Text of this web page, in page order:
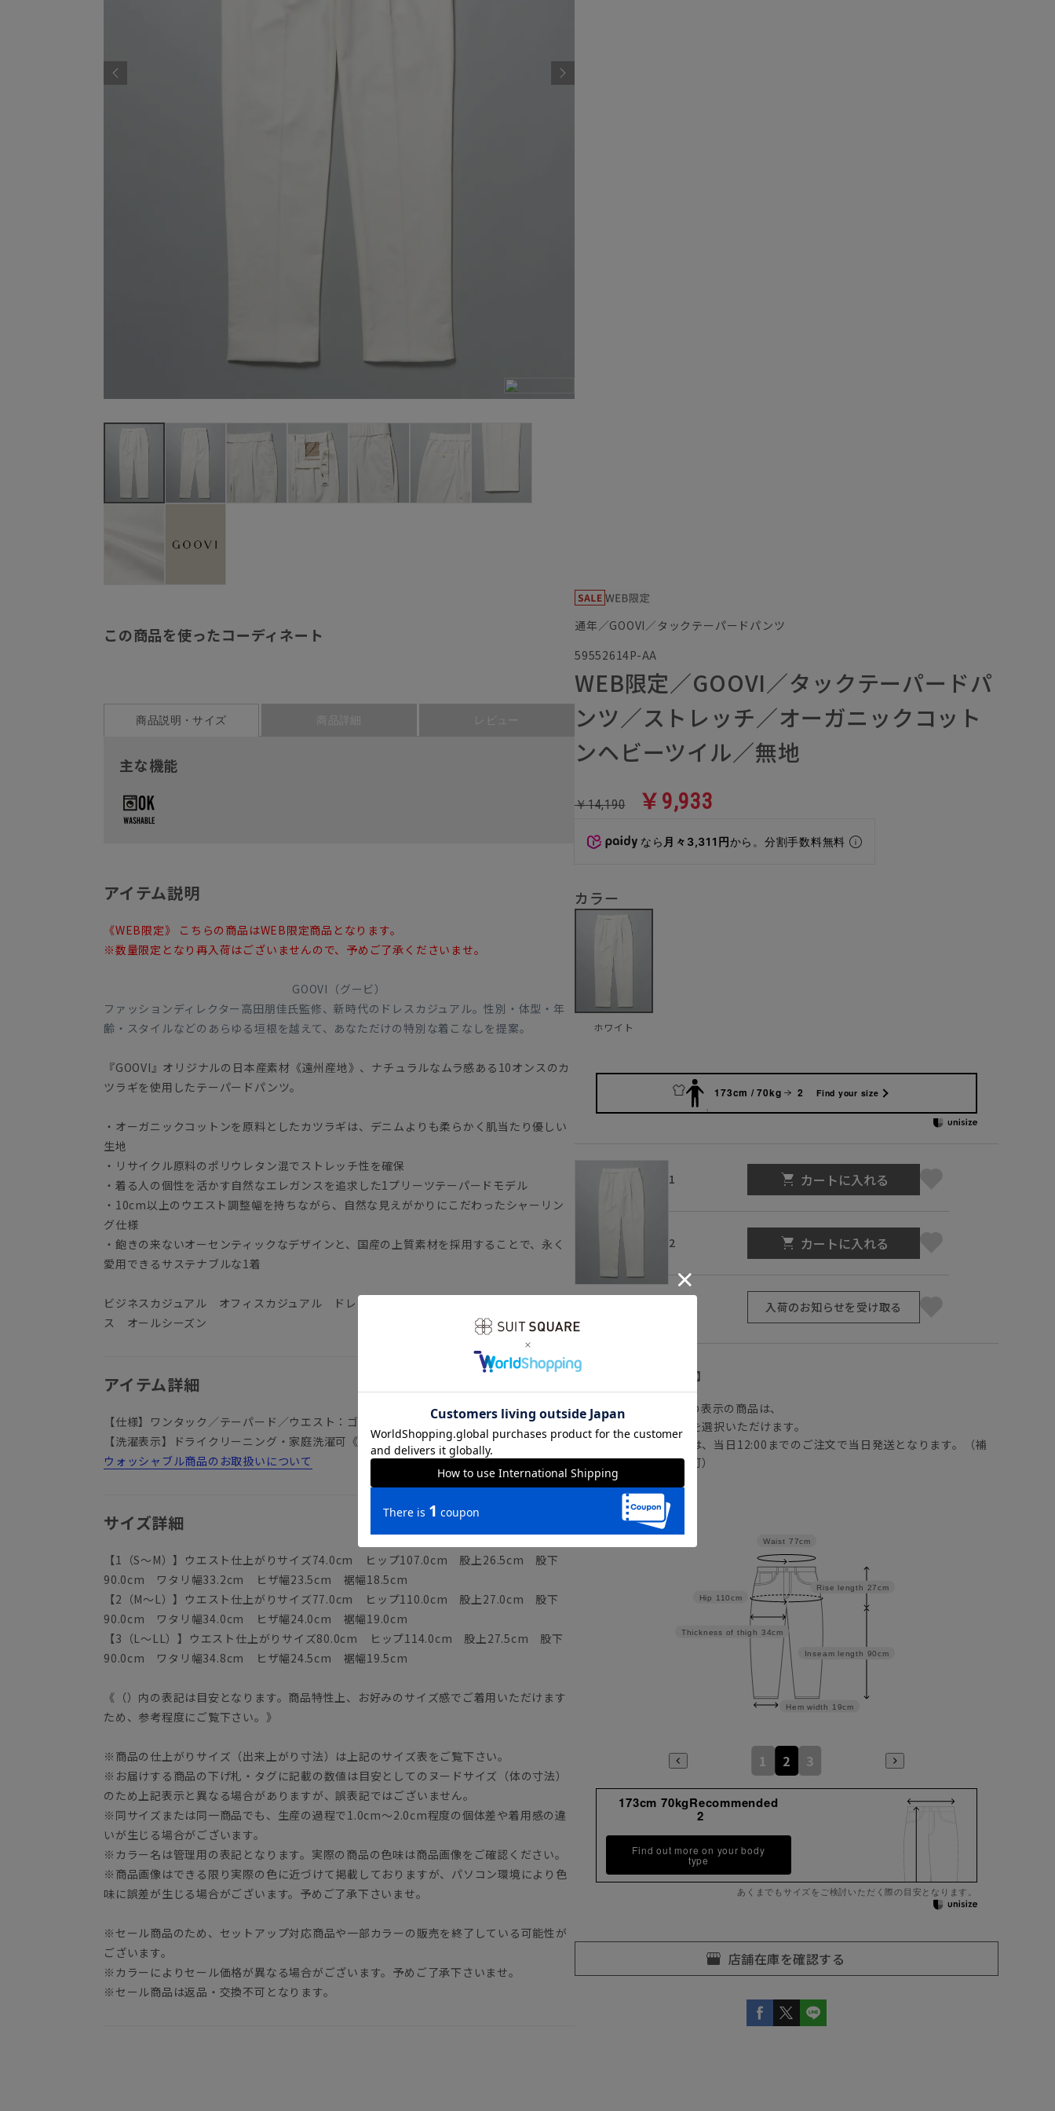
この商品を使ったコーディネート
商品説明・サイズ 商品詳細 レビュー
主な機能
アイテム説明
《WEB限定》 こちらの商品はWEB限定商品となります。
※数量限定となり再入荷はございませんので、予めご了承くださいませ。
GOOVI（グービ）
ファッションディレクター高田朋佳氏監修、新時代のドレスカジュアル。性別・体型・年
齢・スタイルなどのあらゆる垣根を越えて、あなただけの特別な着こなしを提案。
『GOOVI』オリジナルの日本産素材《遠州産地》、ナチュラルなムラ感ある10オンスのカ
ツラギを使用したテーパードパンツ。
・オーガニックコットンを原料としたカツラギは、デニムよりも柔らかく肌当たり優しい
生地
・リサイクル原料のポリウレタン混でストレッチ性を確保
・着る人の個性を活かす自然なエレガンスを追求した1プリーツテーパードモデル
・10cm以上のウエスト調整幅を持ちながら、自然な見えがかりにこだわったシャーリン
グ仕様
・飽きの来ないオーセンティックなデザインと、国産の上質素材を採用することで、永く
愛用できるサステナブルな1着
ビジネスカジュアル オフィスカジュアル ドレスカジュアル スラックス ユニセック
ス オールシーズン
アイテム詳細
【仕様】ワンタック／テーパード／ウエスト：ゴム／ドローコード
【洗濯表示】ドライクリーニング・家庭洗濯可《洗濯機可（ネット使用・弱水流）》
ウォッシャブル商品のお取扱いについて
サイズ詳細
【1（S～M）】ウエスト仕上がりサイズ74.0cm ヒップ107.0cm 股上26.5cm 股下
90.0cm ワタリ幅33.2cm ヒザ幅23.5cm 裾幅18.5cm
【2（M～L）】ウエスト仕上がりサイズ77.0cm ヒップ110.0cm 股上27.0cm 股下
90.0cm ワタリ幅34.0cm ヒザ幅24.0cm 裾幅19.0cm
【3（L～LL）】ウエスト仕上がりサイズ80.0cm ヒップ114.0cm 股上27.5cm 股下
90.0cm ワタリ幅34.8cm ヒザ幅24.5cm 裾幅19.5cm
《（）内の表記は目安となります。商品特性上、お好みのサイズ感でご着用いただけます
ため、参考程度にご覧下さい。》
※商品の仕上がりサイズ（出来上がり寸法）は上記のサイズ表をご覧下さい。
※お届けする商品の下げ札・タグに記載の数値は目安としてのヌードサイズ（体の寸法）
のため上記表示と異なる場合がありますが、誤表記ではございません。
※同サイズまたは同一商品でも、生産の過程で1.0cm～2.0cm程度の個体差や着用感の違
いが生じる場合がございます。
※カラー名は管理用の表記となります。実際の商品の色味は商品画像をご確認ください。
※商品画像はできる限り実際の色に近づけて掲載しておりますが、パソコン環境により色
味に誤差が生じる場合がございます。予めご了承下さいませ。
※セール商品のため、セットアップ対応商品や一部カラーの販売を終了している可能性が
ございます。
※カラーによりセール価格が異なる場合がございます。予めご了承下さいませ。
※セール商品は返品・交換不可となります。
通年／GOOVI／タックテーパードパンツ
59552614P-AA
WEB限定／GOOVI／タックテーパードパ
ンツ／ストレッチ／オーガニックコット
ンヘビーツイル／無地
￥14,190 ￥9,933
なら 月々3,311円から。分割手数料無料
カラー
ホワイト
173cm / 70kg 2 Find your size
ホワイト
1 カートに入れる
2 カートに入れる
入荷のお知らせを受け取る
【 アイコンについて】
の表示の商品は、
注文画面でお急ぎ発送を選択いただけます。
さらにメルマガ会員様は、当日12:00までのご注文で当日発送となります。（補
正商品の場合は対応不可）
詳しくはこちら
Inseam length 90cm
Rise length 27cm
Hem width 19cm
Thickness of thigh 34cm
Hip 110cm
Waist 77cm
1 2 3
173cm 70kgRecommended
2
Find out more on your body
type
あくまでもサイズをご検討いただく際の目安となります。